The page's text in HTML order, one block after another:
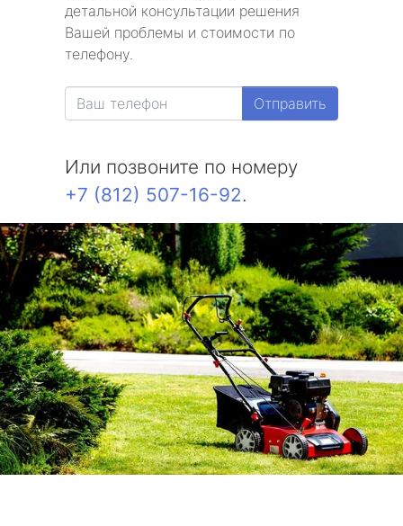
детальной консультации решения
Вашей проблемы и стоимости по
телефону.
Отправить
Или позвоните по номеру
+7 (812) 507-16-92.